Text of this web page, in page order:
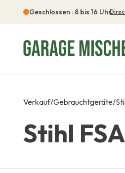
Geschlossen : 8 bis 16 Uhr
Verkauf/Gebrauchtgeräte/
Stihl